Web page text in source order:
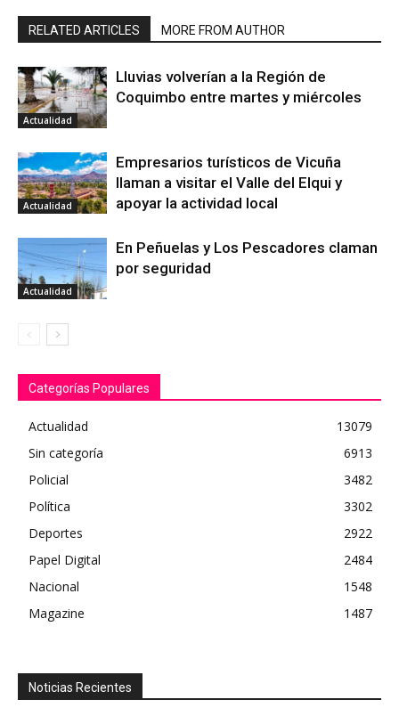
RELATED ARTICLES MORE FROM AUTHOR
Actualidad
Lluvias volverían a la Región de
Coquimbo entre martes y miércoles
Actualidad
Empresarios turísticos de Vicuña
llaman a visitar el Valle del Elqui y
apoyar la actividad local
Actualidad
En Peñuelas y Los Pescadores claman
por seguridad
Categorías Populares
Actualidad
13079
Sin categoría
6913
Policial
3482
Política
3302
Deportes
2922
Papel Digital
2484
Nacional
1548
Magazine
1487
Noticias Recientes